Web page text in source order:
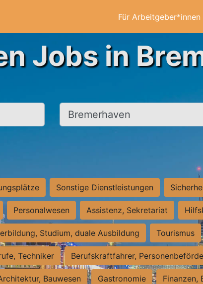
Für Arbeitgeber*innen
Jobs in
Ort, Stadt
Sonstige Dienstleistungen
Personalwesen Assistenz, Sekretariat
Studium, duale Ausbildung Tourismus
Techniker Berufskraftfahrer,
Bauwesen Gastronomie Finanzen,